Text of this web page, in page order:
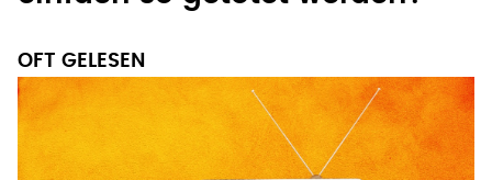
einfach so getötet werden?
OFT GELESEN